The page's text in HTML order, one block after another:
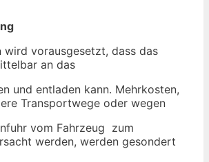
wird vorausgesetzt, dass das
an das
und entladen kann. Mehrkosten,
Transportwege oder wegen
vom Fahrzeug zum
werden, werden gesondert